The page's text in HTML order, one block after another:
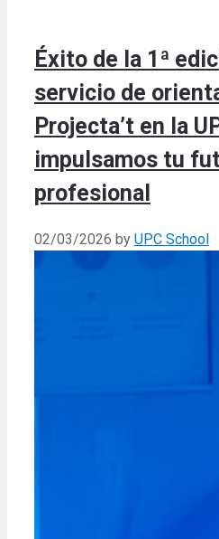
Éxito de la 1ª
servicio de
Projecta’t en la
impulsamos tu
profesional
02/03/2026 by UPC School